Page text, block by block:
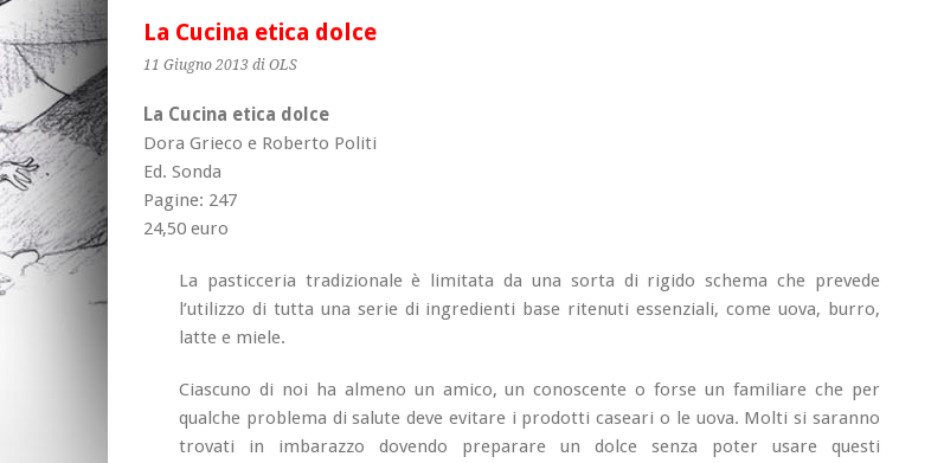
La Cucina etica dolce
11 Giugno 2013 di OLS
La Cucina etica dolce
Dora Grieco e Roberto Politi
Ed. Sonda
Pagine: 247
24,50 euro
La pasticceria tradizionale è limitata da una sorta di rigido schema che prevede
l’utilizzo di tutta una serie di ingredienti base ritenuti essenziali, come uova, burro,
latte e miele.
Ciascuno di noi ha almeno un amico, un conoscente o forse un familiare che per
qualche problema di salute deve evitare i prodotti caseari o le uova. Molti si saranno
trovati in imbarazzo dovendo preparare un dolce senza poter usare questi